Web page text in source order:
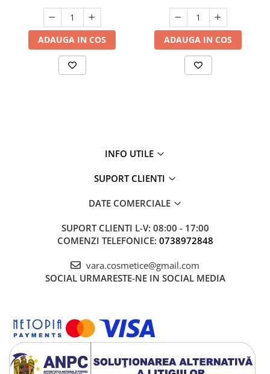
ADAUGA IN COS ADAUGA IN COS
INFO UTILE
SUPORT CLIENTI
DATE COMERCIALE
SUPORT CLIENTI L-V: 08:00 - 17:00
COMENZI TELEFONICE: 0738972848
vara.cosmetice@gmail.com
SOCIAL URMARESTE-NE IN SOCIAL MEDIA